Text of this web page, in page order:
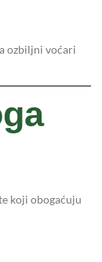
ozbiljni voćari
koji obogaćuju